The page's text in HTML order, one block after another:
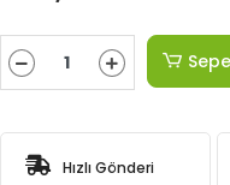
Hızlı Gönderi